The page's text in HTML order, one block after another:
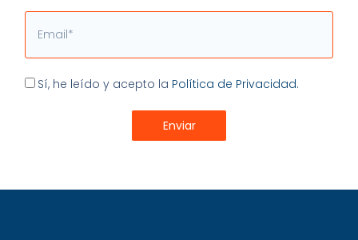
Email
Aceptación
Sí, he leído y acepto la Política de Privacidad.
Enviar